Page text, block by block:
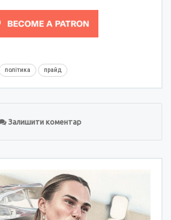
політика прайд
Залишити коментар